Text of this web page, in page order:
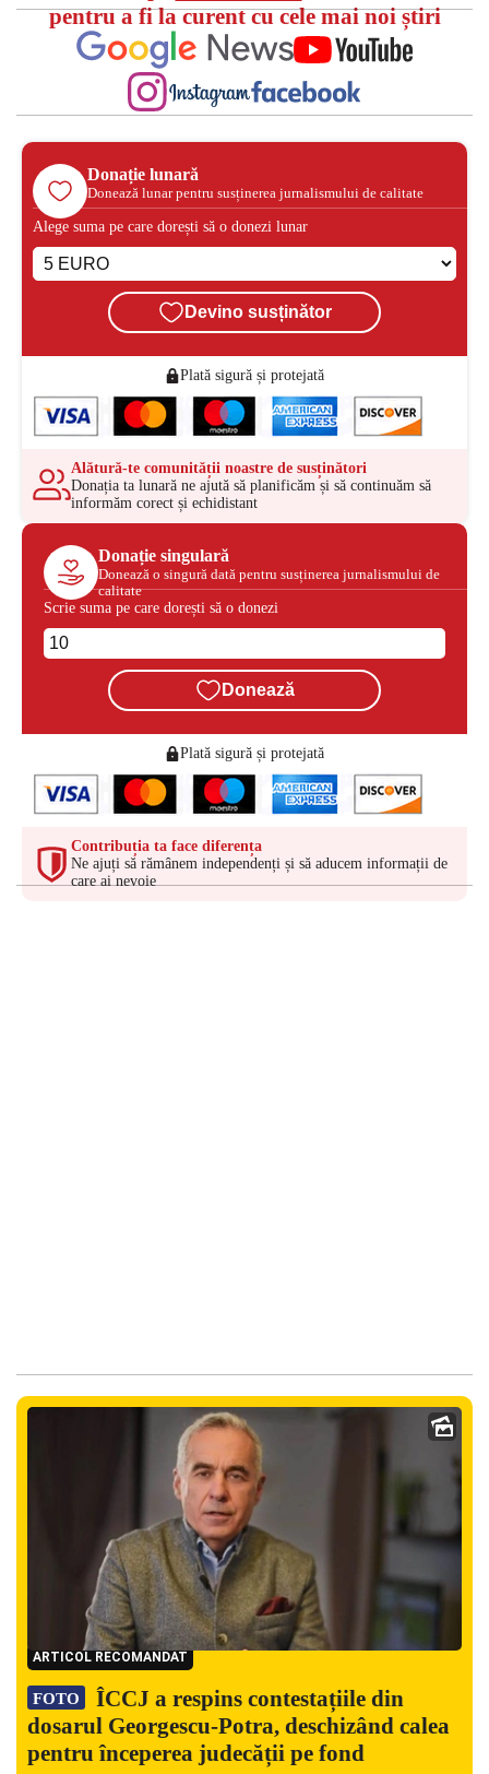
pentru a fi la curent cu cele mai noi știri
Donație lunară
Donează lunar pentru susținerea jurnalismului de calitate
Alege suma pe care dorești să o donezi lunar
Devino susținător
Plată sigură și protejată
Alătură-te comunității noastre de susținători
Donația ta lunară ne ajută să planificăm și să continuăm să
informăm corect și echidistant
Donație singulară
Donează o singură dată pentru susținerea jurnalismului de
calitate
Scrie suma pe care dorești să o donezi
Donează
Plată sigură și protejată
Contribuția ta face diferența
Ne ajuți să rămânem independenți și să aducem informații de
care ai nevoie
ARTICOL RECOMANDAT
FOTO
ÎCCJ a respins contestațiile din
dosarul Georgescu-Potra, deschizând calea
pentru începerea judecății pe fond